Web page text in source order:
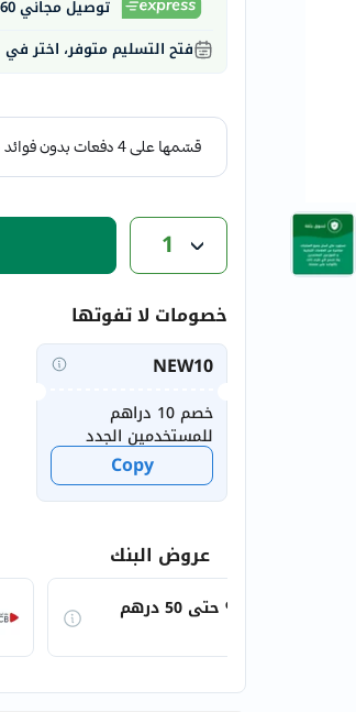
eucerin
bioderma
now
dymatize
isdin
medicube
country-
life
blueberry-
naturals
bepanthen
21st-
accu-
chek
activise
acuvue
annemarie-
توصيل مجاني 60 دقيقة
فتح التسليم متوفر، اختر
1
خصومات لا تفوتها
NEW10
خصم 10 دراهم
للمستخدمين الجدد
Copy
عروض البنك